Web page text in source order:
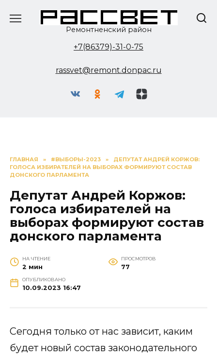
Ремонтненский район
+7(86379)-31-0-75
rassvet@remont.donpac.ru
ГЛАВНАЯ » #ВЫБОРЫ-2023 »
ДЕПУТАТ АНДРЕЙ КОРЖОВ:
ГОЛОСА ИЗБИРАТЕЛЕЙ НА ВЫБОРАХ ФОРМИРУЮТ СОСТАВ
ДОНСКОГО ПАРЛАМЕНТА
Депутат Андрей Коржов:
голоса избирателей на
выборах формируют состав
донского парламента
НА ЧТЕНИЕ
2 мин
ПРОСМОТРОВ
77
ОПУБЛИКОВАНО
10.09.2023 16:47
Сегодня только от нас зависит, каким
будет новый состав законодательного